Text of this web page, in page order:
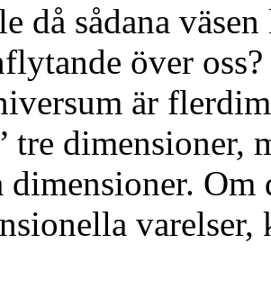
då sådana
över
är
tre dimensioner,
dimensioner.